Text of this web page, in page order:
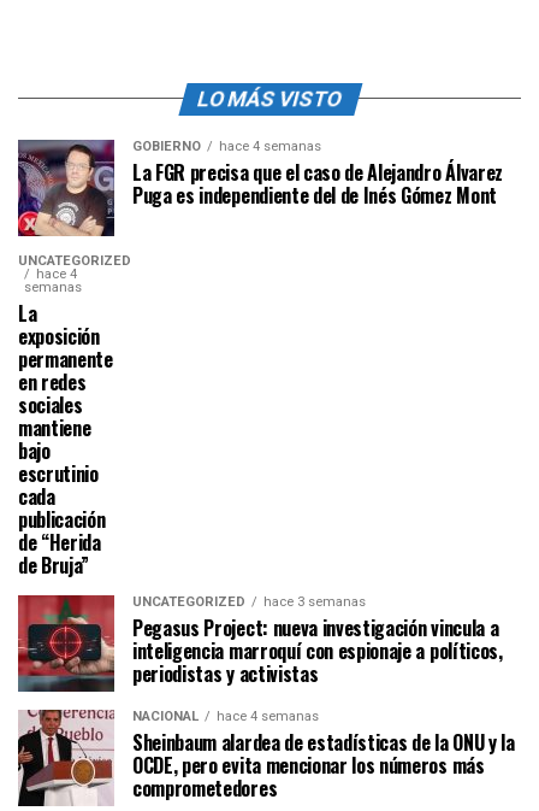
LO MÁS VISTO
GOBIERNO hace 4 semanas
La FGR precisa que el caso de Alejandro Álvarez
Puga es independiente del de Inés Gómez Mont
UNCATEGORIZED
hace 4
semanas
La
exposición
permanente
en redes
sociales
mantiene
bajo
escrutinio
cada
publicación
de “Herida
de Bruja”
UNCATEGORIZED hace 3 semanas
Pegasus Project: nueva investigación vincula a
inteligencia marroquí con espionaje a políticos,
periodistas y activistas
NACIONAL hace 4 semanas
Sheinbaum alardea de estadísticas de la ONU y la
OCDE, pero evita mencionar los números más
comprometedores